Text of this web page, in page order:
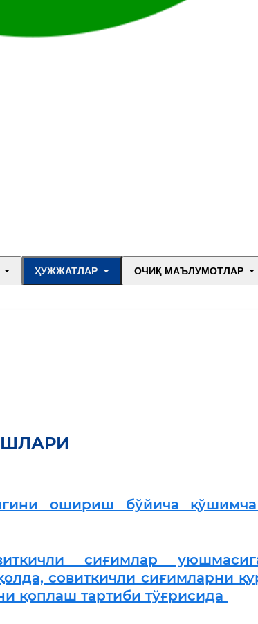
ҲУЖЖАТЛАР ОЧИҚ МАЪЛУМОТЛАР
ошириш бўйича
сиғимлар
совиткичли сиғимларни
қоплаш тартиби тўғрисида